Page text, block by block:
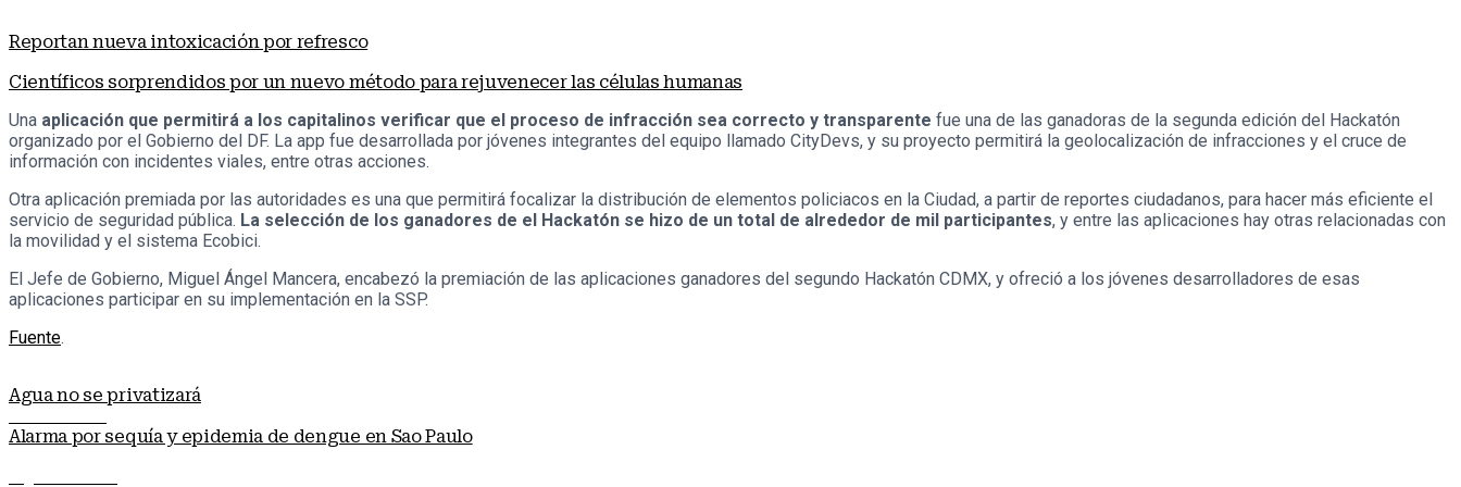
Reportan nueva intoxicación por refresco
Científicos sorprendidos por un nuevo método para rejuvenecer las células humanas
Una aplicación que permitirá a los capitalinos verificar que el proceso de infracción sea correcto y transparente fue una de las ganadoras de la segunda edición del Hackatón
organizado por el Gobierno del DF. La app fue desarrollada por jóvenes integrantes del equipo llamado CityDevs, y su proyecto permitirá la geolocalización de infracciones y el cruce de
información con incidentes viales, entre otras acciones.
Otra aplicación premiada por las autoridades es una que permitirá focalizar la distribución de elementos policiacos en la Ciudad, a partir de reportes ciudadanos, para hacer más eficiente el
servicio de seguridad pública. La selección de los ganadores de el Hackatón se hizo de un total de alrededor de mil participantes, y entre las aplicaciones hay otras relacionadas con
la movilidad y el sistema Ecobici.
El Jefe de Gobierno, Miguel Ángel Mancera, encabezó la premiación de las aplicaciones ganadores del segundo Hackatón CDMX, y ofreció a los jóvenes desarrolladores de esas
aplicaciones participar en su implementación en la SSP.
Fuente.
Agua no se privatizará
Alarma por sequía y epidemia de dengue en Sao Paulo